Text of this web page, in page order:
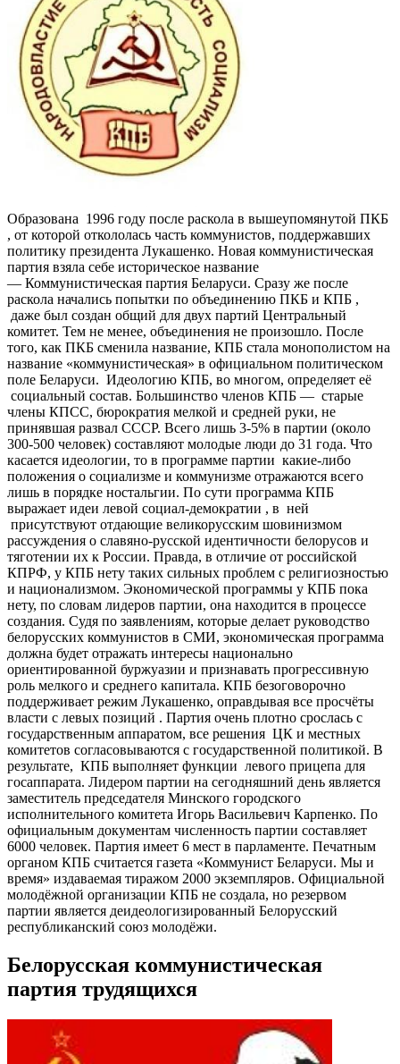
Образована 1996 году после раскола в вышеупомянутой ПКБ
, от которой откололась часть коммунистов, поддержавших
политику президента Лукашенко. Новая коммунистическая
партия взяла себе историческое название
— Коммунистическая партия Беларуси. Сразу же после
раскола начались попытки по объединению ПКБ и КПБ ,
даже был создан общий для двух партий Центральный
комитет. Тем не менее, объединения не произошло. После
того, как ПКБ сменила название, КПБ стала монополистом на
название «коммунистическая» в официальном политическом
поле Беларуси. Идеологию КПБ, во многом, определяет её
социальный состав. Большинство членов КПБ — старые
члены КПСС, бюрократия мелкой и средней руки, не
принявшая развал СССР. Всего лишь 3-5% в партии (около
300-500 человек) составляют молодые люди до 31 года. Что
касается идеологии, то в программе партии какие-либо
положения о социализме и коммунизме отражаются всего
лишь в порядке ностальгии. По сути программа КПБ
выражает идеи левой социал-демократии , в ней
присутствуют отдающие великорусским шовинизмом
рассуждения о славяно-русской идентичности белорусов и
тяготении их к России. Правда, в отличие от российской
КПРФ, у КПБ нету таких сильных проблем с религиозностью
и национализмом. Экономической программы у КПБ пока
нету, по словам лидеров партии, она находится в процессе
создания. Судя по заявлениям, которые делает руководство
белорусских коммунистов в СМИ, экономическая программа
должна будет отражать интересы национально
ориентированной буржуазии и признавать прогрессивную
роль мелкого и среднего капитала. КПБ безоговорочно
поддерживает режим Лукашенко, оправдывая все просчёты
власти с левых позиций . Партия очень плотно срослась с
государственным аппаратом, все решения ЦК и местных
комитетов согласовываются с государственной политикой. В
результате, КПБ выполняет функции левого прицепа для
госаппарата. Лидером партии на сегодняшний день является
заместитель председателя Минского городского
исполнительного комитета Игорь Васильевич Карпенко. По
официальным документам численность партии составляет
6000 человек. Партия имеет 6 мест в парламенте. Печатным
органом КПБ считается газета «Коммунист Беларуси. Мы и
время» издаваемая тиражом 2000 экземпляров. Официальной
молодёжной организации КПБ не создала, но резервом
партии является деидеологизированный Белорусский
республиканский союз молодёжи.
Белорусская коммунистическая
партия трудящихся